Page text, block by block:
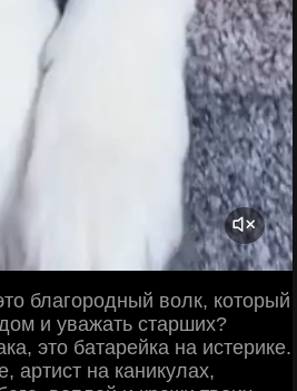
благородный волк, который
и уважать старших?
это батарейка на истерике.
на каникулах,